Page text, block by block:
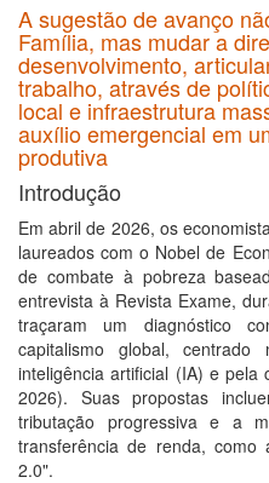
A sugestão de avanço
Família, mas mudar a
desenvolvimento,
trabalho, através de
local e infraestrutura
auxílio emergencial em
produtiva
Introdução
Em abril de 2026, os
laureados com o Nobel de
de combate à pobreza
entrevista à Revista Exame,
traçaram um diagnóstico
capitalismo global,
inteligência artificial (IA) e pela
2026). Suas propostas
tributação progressiva e a
transferência de renda,
2.0".